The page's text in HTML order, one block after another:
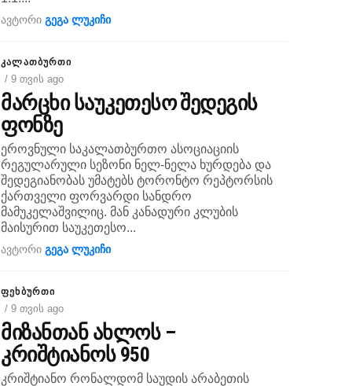
ავტორიგეგა ლუკიჩი
ᲙᲐᲚᲐᲗᲑᲣᲠᲗᲘ
/ 9 თვის ago
მარცხი საუკეთესო შედეგის
ფონზე
ეროვნული საკალათბურთო ასოციაციის
რეგულარული სეზონი ნელ-ნელა ხურდება და
შედეგიანობას უმატებს ტორონტო რეპტორსის
ქართველი ფორვარდი სანდრო
მამუკელაშვილიც. მან კანადური კლუბის
მაისურით საუკეთესო...
ავტორიგეგა ლუკიჩი
ᲤᲔᲮᲑᲣᲠᲗᲘ
/ 9 თვის ago
მიზანთან ახლოს –
კრიშტიანოს 950
კრიშტიანო რონალდომ საუდის არაბეთის